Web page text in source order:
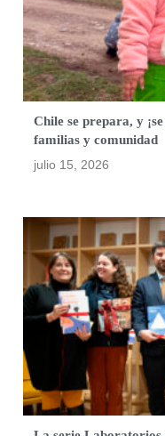
Chile se prepara, y
familias y comunidad
julio 15, 2026